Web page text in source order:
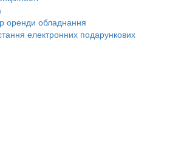
оренди обладнання
електронних подарункових